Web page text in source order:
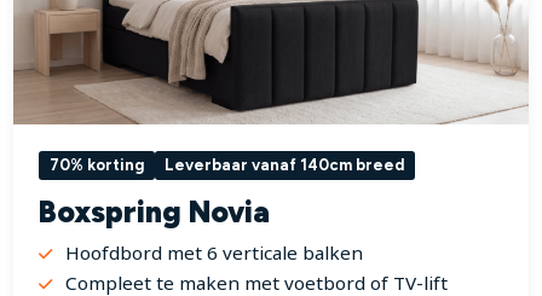
70% korting Leverbaar vanaf 140cm breed
Boxspring Novia
Hoofdbord met 6 verticale balken
Compleet te maken met voetbord of TV-lift